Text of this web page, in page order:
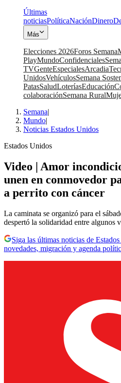
Últimas
noticiasPolíticaNaciónDinero
Más
Elecciones 2026Foros Semana
PlayMundoConfidenciales
TVGenteEspecialesArcadia
UnidosVehículosSemana
PatasSaludLoteríasEducación
colaboraciónSemana Rural
Semana|
Mundo|
Noticias Estados Unidos
Estados Unidos
Video | Amor
unen en conmovedor
a perrito con cáncer
La caminata se organizó para el
despertó la solidaridad entre algunos
Siga las últimas noticias de
novedades, migración y agenda